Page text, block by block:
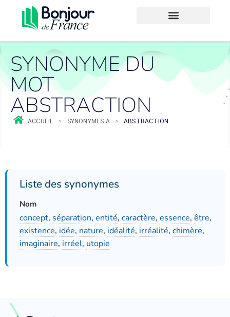
SYNONYME DU
MOT
ABSTRACTION
ACCUEIL > SYNONYMES A > ABSTRACTION
Liste des synonymes
Nom
concept, séparation, entité, caractère, essence, être,
existence, idée, nature, idéalité, irréalité, chimère,
imaginaire, irréel, utopie